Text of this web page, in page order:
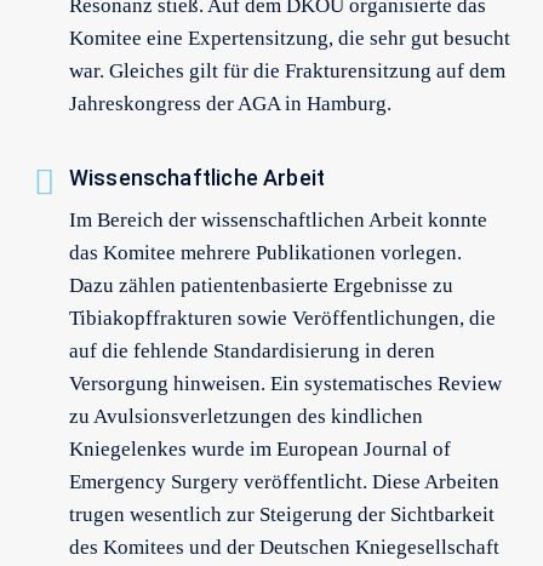
Resonanz stieß. Auf dem DKOU organisierte das
Komitee eine Expertensitzung, die sehr gut besucht
war. Gleiches gilt für die Frakturensitzung auf dem
Jahreskongress der AGA in Hamburg.
Wissenschaftliche Arbeit
Im Bereich der wissenschaftlichen Arbeit konnte
das Komitee mehrere Publikationen vorlegen.
Dazu zählen patientenbasierte Ergebnisse zu
Tibiakopffrakturen sowie Veröffentlichungen, die
auf die fehlende Standardisierung in deren
Versorgung hinweisen. Ein systematisches Review
zu Avulsionsverletzungen des kindlichen
Kniegelenkes wurde im European Journal of
Emergency Surgery veröffentlicht. Diese Arbeiten
trugen wesentlich zur Steigerung der Sichtbarkeit
des Komitees und der Deutschen Kniegesellschaft